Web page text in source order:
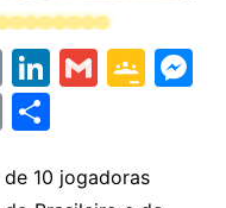
Pr
in
t
Li
n
k
e
G
l
G
gl
M
E
ai
S
ar
10 jogadoras